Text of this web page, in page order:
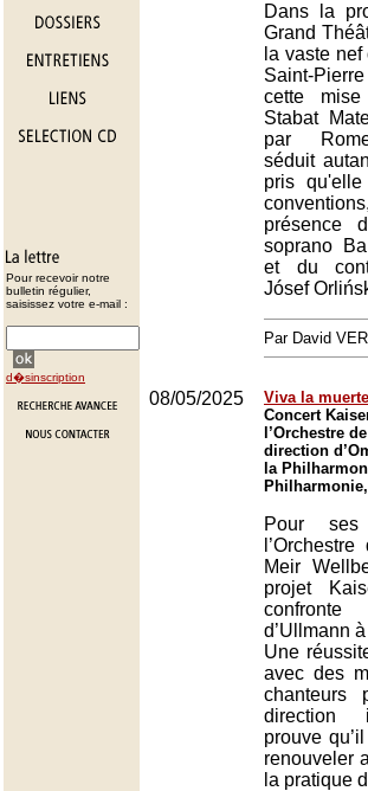
Pour recevoir notre
bulletin régulier,
saisissez votre e-mail :
d�sinscription
Dans la
Grand
la vaste
Saint-
cette
Stabat
par
séduit
pris
présence
soprano
et du
Jósef
Par David
08/05/2025
Viva la muerte
Concert
l’Orchestre
direction
la
Pour
Meir
projet
d’Ullmann
Une
avec des
chanteurs
direction
prouve
renouveler
la pratique